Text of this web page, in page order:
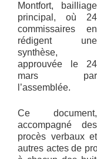
Montfort, bailliage
principal, où 24
commissaires en
rédigent une
synthèse,
approuvée le 24
mars par
l’assemblée.
Ce document,
accompagné des
procès verbaux et
autres actes de